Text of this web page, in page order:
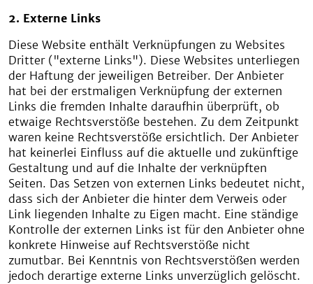
2. Externe Links
Diese Website enthält Verknüpfungen zu Websites
Dritter ("externe Links"). Diese Websites unterliegen
der Haftung der jeweiligen Betreiber. Der Anbieter
hat bei der erstmaligen Verknüpfung der externen
Links die fremden Inhalte daraufhin überprüft, ob
etwaige Rechtsverstöße bestehen. Zu dem Zeitpunkt
waren keine Rechtsverstöße ersichtlich. Der Anbieter
hat keinerlei Einfluss auf die aktuelle und zukünftige
Gestaltung und auf die Inhalte der verknüpften
Seiten. Das Setzen von externen Links bedeutet nicht,
dass sich der Anbieter die hinter dem Verweis oder
Link liegenden Inhalte zu Eigen macht. Eine ständige
Kontrolle der externen Links ist für den Anbieter ohne
konkrete Hinweise auf Rechtsverstöße nicht
zumutbar. Bei Kenntnis von Rechtsverstößen werden
jedoch derartige externe Links unverzüglich gelöscht.